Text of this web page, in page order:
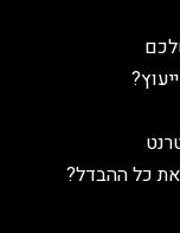
את כל ההבדל?